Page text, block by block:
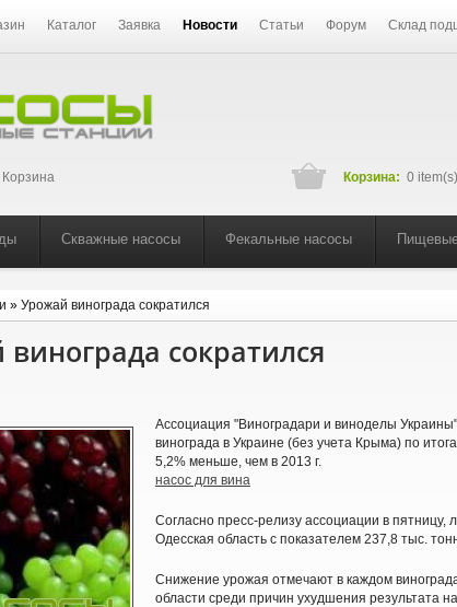
Каталог Заявка Новости Статьи Форум Склад
Корзина Корзина: 0
Скважные насосы Фекальные насосы
» Урожай винограда сократился
сократился
Ассоциация "Виноградари и виноделы
винограда в Украине (без учета Крыма) по
5,2% меньше, чем в 2013 г.
насос для вина
Согласно пресс-релизу ассоциации в пятницу,
Одесская область с показателем 237,8 тыс.
Снижение урожая отмечают в каждом
области среди причин ухудшения результата